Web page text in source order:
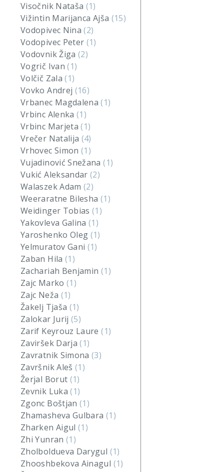
Visočnik Nataša (1)
Vižintin Marijanca Ajša (15)
Vodopivec Nina(2)
Vodopivec Peter (1)
Vodovnik Žiga(2)
Vogrič Ivan(1)
Volčič Zala(1)
Vovko Andrej (16)
Vrbanec Magdalena(1)
Vrbinc Alenka(1)
Vrbinc Marjeta(1)
Vrečer Natalija (4)
Vrhovec Simon(1)
Vujadinović Snežana(1)
Vukić Aleksandar(2)
Walaszek Adam(2)
Weeraratne Bilesha (1)
Weidinger Tobias(1)
Yakovleva Galina(1)
Yaroshenko Oleg (1)
Yelmuratov Gani (1)
Zaban Hila (1)
Zachariah Benjamin (1)
Zajc Marko (1)
Zajc Neža (1)
Žakelj Tjaša (1)
Zalokar Jurij(5)
Zarif Keyrouz Laure(1)
Zaviršek Darja(1)
Zavratnik Simona(3)
Završnik Aleš(1)
Žerjal Borut (1)
Zevnik Luka(1)
Zgonc Boštjan(1)
Zhamasheva Gulbara (1)
Zharken Aigul(1)
Zhi Yunran (1)
Zholboldueva Darygul (1)
Zhooshbekova Ainagul (1)